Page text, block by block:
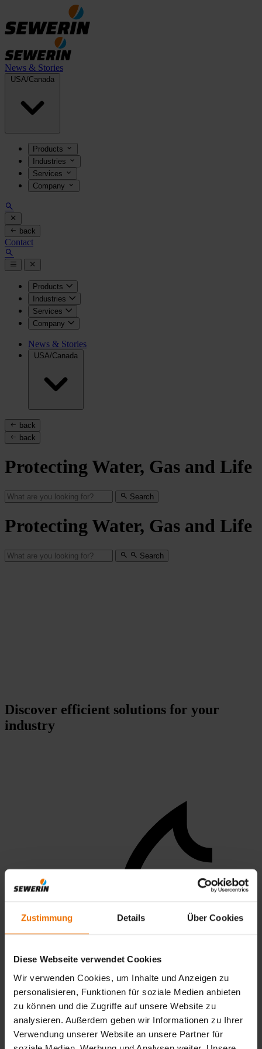
Zustimmung Details Über Cookies
Diese Webseite verwendet Cookies
Wir verwenden Cookies, um Inhalte und Anzeigen zu
personalisieren, Funktionen für soziale Medien anbieten
zu können und die Zugriffe auf unsere Website zu
analysieren. Außerdem geben wir Informationen zu Ihrer
Verwendung unserer Website an unsere Partner für
News & Stories
USA/Canada
Products
Industries
Services
Company
back
Contact
Products
Industries
Services
Company
News & Stories
USA/Canada
back
back
Protecting Water, Gas and Life
Search
Protecting Water, Gas and Life
Search
Discover efficient solutions for your
industry
Gas Utility and Pipeline Water